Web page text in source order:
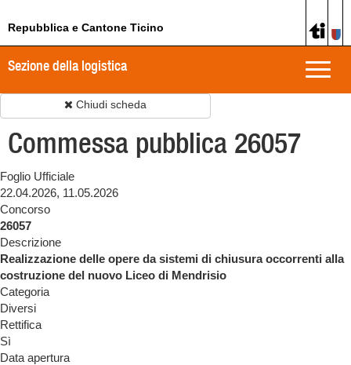
Repubblica e Cantone Ticino
Toggle
Sezione della logistica
Chiudi scheda
Commessa pubblica 26057
Foglio Ufficiale
22.04.2026, 11.05.2026
Concorso
26057
Descrizione
Realizzazione delle opere da sistemi di chiusura occorrenti alla
costruzione del nuovo Liceo di Mendrisio
Categoria
Diversi
Rettifica
Sì
Data apertura